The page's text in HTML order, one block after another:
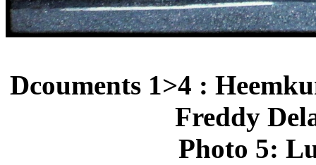
Dcouments 1>4 :
Freddy
Photo 5: